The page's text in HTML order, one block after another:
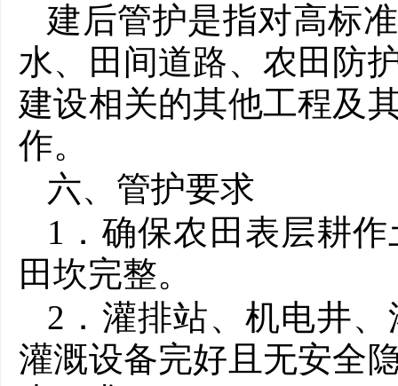
建后管护是指对高标
水、田间道路、农田防
建设相关的其他工程及
作。
六、管护要求
1．确保农田表层耕
田坎完整。
2．灌排站、机电井
灌溉设备完好且无安全